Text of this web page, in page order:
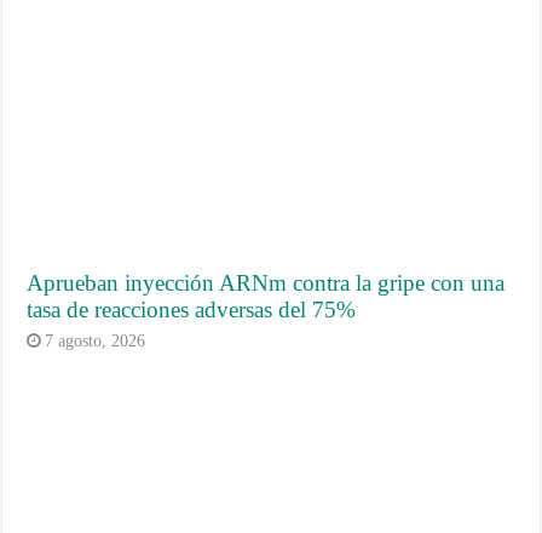
Aprueban inyección ARNm contra la gripe con una
tasa de reacciones adversas del 75%
7 agosto, 2026